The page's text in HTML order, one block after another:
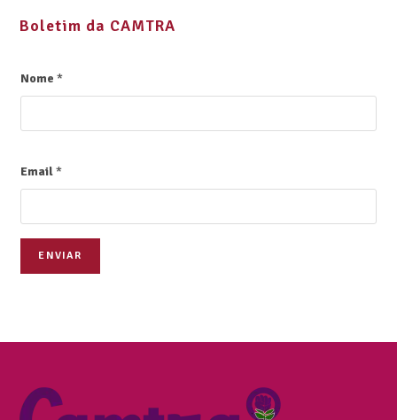
Boletim da CAMTRA
Nome*
Email*
ENVIAR